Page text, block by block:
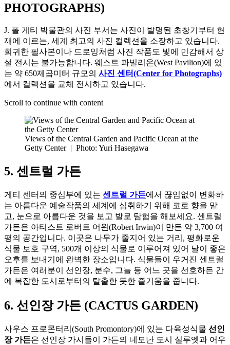
PHOTOGRAPHS)
J. 폴 게티 박물관의 사진 부서는 사진이 발명된 초창기부터 현
재에 이르는, 세계 최고의 사진 컬렉션을 소장하고 있습니다.
희귀한 필사본이나 드로잉처럼 사진 작품도 빛에 민감해서 상
설 전시는 불가능합니다. 웨스트 파빌리온(West Pavilion)에 있
는 약 650제곱미터 규모의 사진 센터(Center for Photographs)
에서 컬렉션을 교체 전시하고 있습니다.
Scroll to continue with content
Views of the Central Garden and Pacific Ocean at the
Getty Center | Photo: Yuri Hasegawa
5. 센트럴 가든
게티 센터의 중심부에 있는 센트럴 가든에서 끊임없이 변화하
는 아름다운 예술작품의 세계에 심취하기 위해 코로 향을 맡
고, 눈으로 아름다운 것을 보고 발로 탐험을 해보세요. 센트럴
가든은 아티스트 로버트 어윈(Robert Irwin)이 만든 약 3,700 여
평의 공간입니다. 이곳은 나무가 줄지어 있는 거리, 평화로운
식물 보호 구역, 500개 이상의 식물로 이루어져 있어 날이 좋은
오후를 보내기에 완벽한 장소입니다. 식물들이 우거진 센트럴
가든은 여러분이 선인장, 분수, 그늘 등 어느 곳을 선호하든 간
에 복잡한 도시로부터의 탈출한 듯한 즐거움을 줍니다.
6. 선인장 가든 (CACTUS GARDEN)
사우스 프로몬터리(South Promontory)에 있는 다육성식물 선인
장 가든은 선인장 가시들이 가든의 네모난 도시 실루엣과 어우